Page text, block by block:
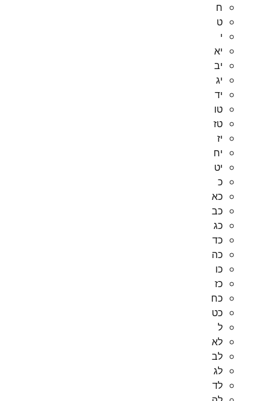
ח
ט
י
יא
יב
יג
יד
טו
טז
יז
יח
יט
כ
כא
כב
כג
כד
כה
כו
כז
כח
כט
ל
לא
לב
לג
לד